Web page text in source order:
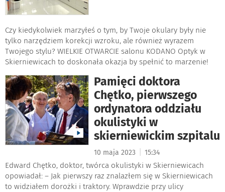
Czy kiedykolwiek marzyłeś o tym, by Twoje okulary były nie
tylko narzędziem korekcji wzroku, ale również wyrazem
Twojego stylu? WIELKIE OTWARCIE salonu KODANO Optyk w
Skierniewicach to doskonała okazja by spełnić to marzenie!
Pamięci doktora
Chętko, pierwszego
ordynatora oddziału
okulistyki w
skierniewickim szpitalu
10 maja 2023 15:34
Edward Chętko, doktor, twórca okulistyki w Skierniewicach
opowiadał: – Jak pierwszy raz znalazłem się w Skierniewicach
to widziałem dorożki i traktory. Wprawdzie przy ulicy